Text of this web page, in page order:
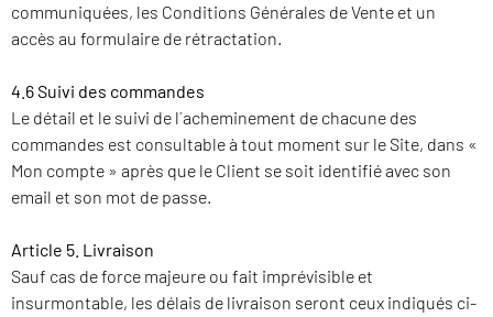
communiquées, les Conditions Générales de Vente et un
accès au formulaire de rétractation.
4.6 Suivi des commandes
Le détail et le suivi de l´acheminement de chacune des
commandes est consultable à tout moment sur le Site, dans «
Mon compte » après que le Client se soit identifié avec son
email et son mot de passe.
Article 5. Livraison
Sauf cas de force majeure ou fait imprévisible et
insurmontable, les délais de livraison seront ceux indiqués ci-